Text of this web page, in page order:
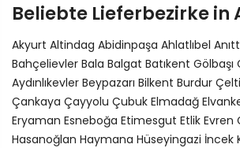
Beliebte Lieferbezirke in
Akyurt Altindag Abidinpaşa Ahlatlıbel
Bahçelievler Bala Balgat Batıkent Gölbaşı
Aydınlıkevler Beypazarı Bilkent Burdur
Çankaya Çayyolu Çubuk Elmadağ
Eryaman Esneboğa Etimesgut Etlik Evren
Hasanoğlan Haymana Hüseyingazi İncek